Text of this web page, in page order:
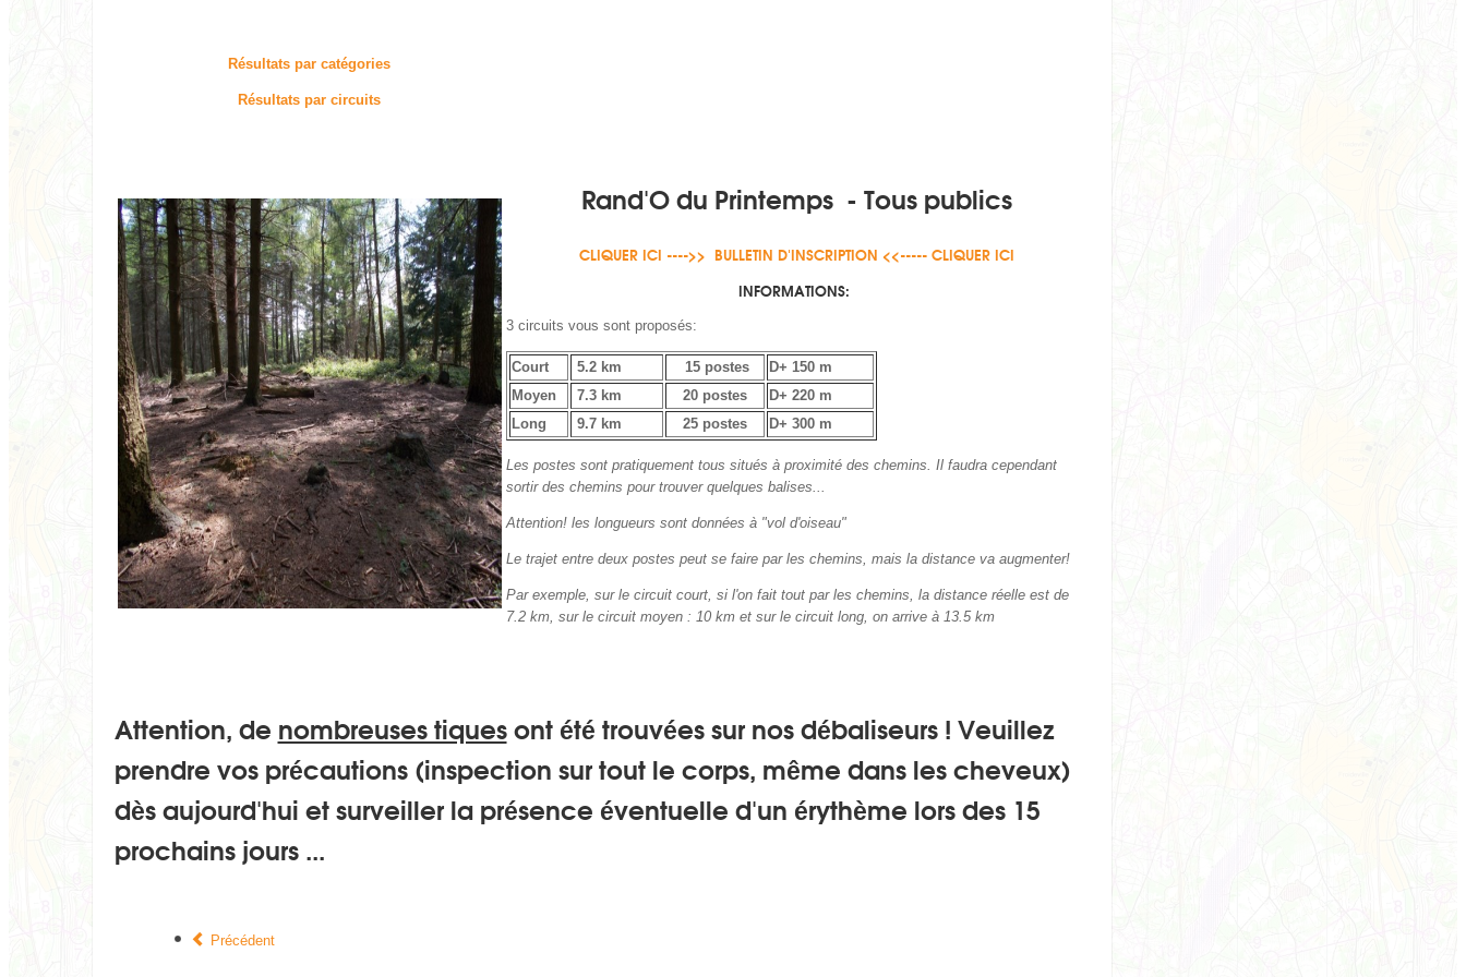
Résultats par catégories
Résultats par circuits
Rand'O du Printemps - Tous publics
CLIQUER ICI ---->> BULLETIN D'INSCRIPTION <<----- CLIQUER ICI
INFORMATIONS:
3 circuits vous sont proposés:
Court 5.2 km 15 postes
D+ 150 m
Moyen
7.3 km 20 postes
D+ 220 m
Long
9.7 km 25 postes D+ 300 m
Les postes sont pratiquement tous situés à proximité des chemins. Il faudra cependant
sortir des chemins pour trouver quelques balises...
Attention! les longueurs sont données à "vol d'oiseau"
Le trajet entre deux postes peut se faire par les chemins, mais la distance va augmenter!
Par exemple, sur le circuit court, si l'on fait tout par les chemins, la distance réelle est de
7.2 km, sur le circuit moyen : 10 km et sur le circuit long, on arrive à 13.5 km
Attention, de nombreuses tiquesont été trouvées sur nos débaliseurs ! Veuillez
prendre vos précautions (inspection sur tout le corps, même dans les cheveux)
dès aujourd'hui et surveiller la présence éventuelle d'un érythème lors des 15
prochains jours ...
Précédent